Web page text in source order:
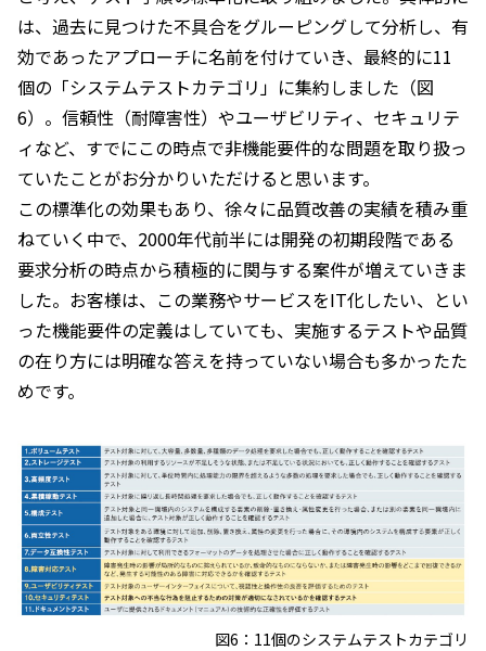
は、過去に見つけた不具合をグルーピングして分析し、有
効であったアプローチに名前を付けていき、最終的に11
個の「システムテストカテゴリ」に集約しました（図
6）。信頼性（耐障害性）やユーザビリティ、セキュリテ
ィなど、すでにこの時点で非機能要件的な問題を取り扱っ
ていたことがお分かりいただけると思います。
この標準化の効果もあり、徐々に品質改善の実績を積み重
ねていく中で、2000年代前半には開発の初期段階である
要求分析の時点から積極的に関与する案件が増えていきま
した。お客様は、この業務やサービスをIT化したい、とい
った機能要件の定義はしていても、実施するテストや品質
の在り方には明確な答えを持っていない場合も多かったた
めです。
図6：11個のシステムテストカテゴリ